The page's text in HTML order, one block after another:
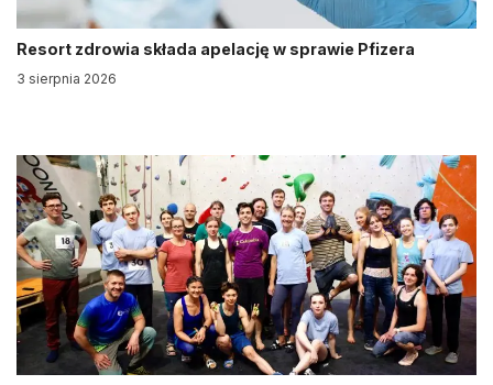
Resort zdrowia składa apelację w sprawie Pfizera
3 sierpnia 2026